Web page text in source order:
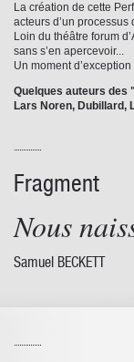
La création de cette
acteurs d’un
Loin du théâtre forum
sans s’en apercevoir...
Un moment
Quelques auteurs des
Lars Noren, Dubillard,
Fragment
Nous
Samuel BECKETT